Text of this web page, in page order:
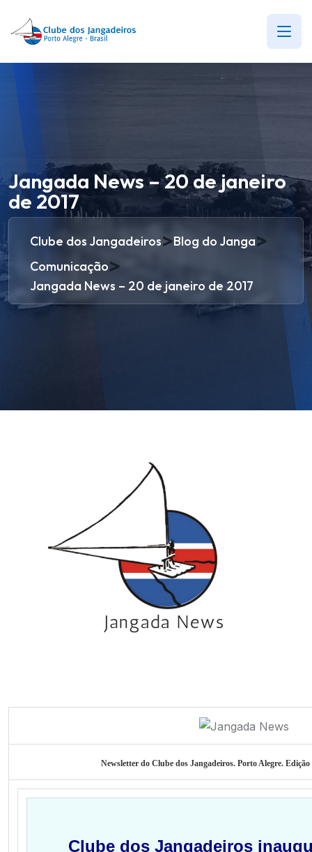
Jangada News – 20 de janeiro
de 2017
Clube dos Jangadeiros>Blog do Janga>
Comunicação>
Jangada News – 20 de janeiro de 2017
Newsletter do Clube dos Jangadeiros. Porto Alegre. Edição
Clube dos Jangadeiros